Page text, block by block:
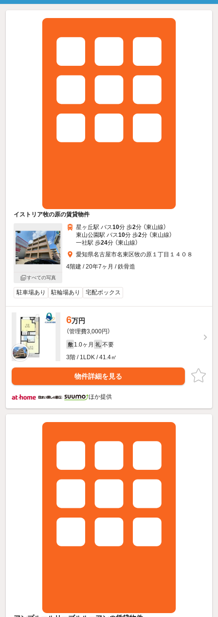
イストリア牧の原の賃貸物件
すべての写真
星ヶ丘駅 バス10分 歩2分 （東山線）
東山公園駅 バス10分 歩2分 （東山線）
一社駅 歩24分 （東山線）
愛知県名古屋市名東区牧の原１丁目１４０８
4階建 / 20年7ヶ月 / 鉄骨造
駐車場あり 駐輪場あり 宅配ボックス
6万円
（管理費3,000円）
敷 1.0ヶ月 礼 不要
3階 / 1LDK / 41.4㎡
物件詳細を見る
ほか提供